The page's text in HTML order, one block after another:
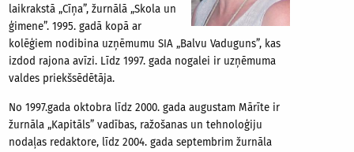
laikrakstā „Cīņa”, žurnālā „Skola un
ģimene”. 1995. gadā kopā ar
kolēģiem nodibina uzņēmumu SIA „Balvu Vaduguns”, kas
izdod rajona avīzi. Līdz 1997. gada nogalei ir uzņēmuma
valdes priekšsēdētāja.
No 1997.gada oktobra līdz 2000. gada augustam Mārīte ir
žurnāla „Kapitāls” vadības, ražošanas un tehnoloģiju
nodaļas redaktore, līdz 2004. gada septembrim žurnāla